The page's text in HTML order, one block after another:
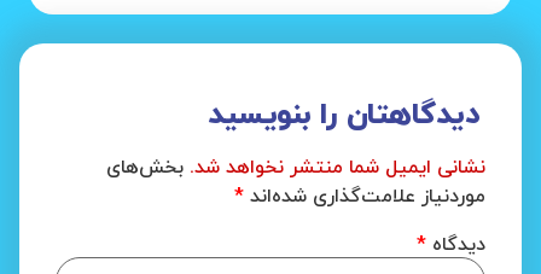
دیدگاهتان را بنویسید
نشانی ایمیل شما منتشر نخواهد شد. بخش‌های
موردنیاز علامت‌گذاری شده‌اند *
دیدگاه *